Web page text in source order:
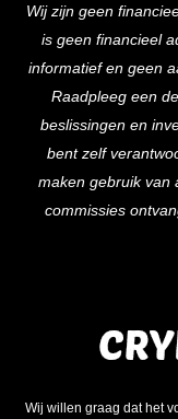
Wij zijn geen
is geen financieel
informatief en geen
Raadpleeg een
beslissingen en
bent zelf
maken gebruik van
commissies
Wij willen graag dat het